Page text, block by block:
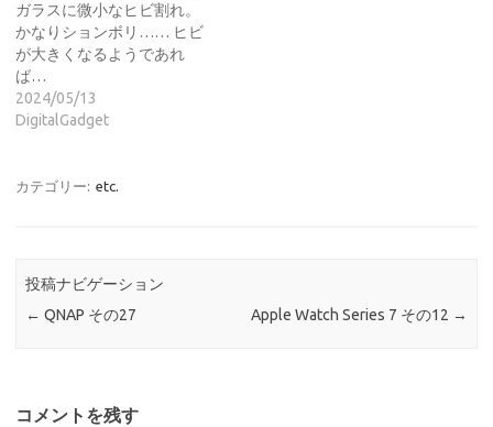
ガラスに微小なヒビ割れ。
かなりションボリ…… ヒビ
が大きくなるようであれ
ば…
2024/05/13
DigitalGadget
カテゴリー: etc.
投稿ナビゲーション
← QNAP その27 Apple Watch Series 7 その12 →
コメントを残す